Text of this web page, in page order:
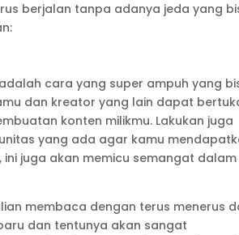
berjalan tanpa adanya jeda yang
cara yang super ampuh yang
dan kreator yang lain dapat
konten milikmu. Lakukan juga
yang ada agar kamu
juga akan memicu semangat dalam
membaca dengan terus menerus
dan tentunya akan sangat